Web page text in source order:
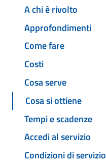
A chi è rivolto
Approfondimenti
Come fare
Costi
Cosa serve
Cosa si ottiene
Tempi e scadenze
Accedi al servizio
Condizioni di servizio